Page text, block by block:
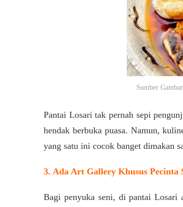
Sumber
Pantai Losari tak pernah sepi
hendak berbuka puasa. Namun,
yang satu ini cocok banget dimakan
3. Ada Art Gallery Khusus Pecinta
Bagi penyuka seni, di pantai